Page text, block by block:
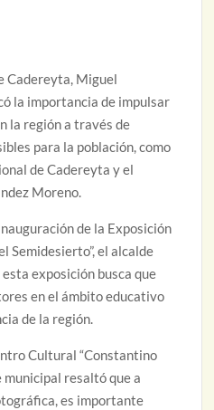
Cadereyta, Miguel
la importancia de impulsar
la región a través de
para la población, como
de Cadereyta y el
Moreno.
de la Exposición
Semidesierto”, el alcalde
exposición busca que
en el ámbito educativo
de la región.
Cultural “Constantino
municipal resaltó que a
es importante